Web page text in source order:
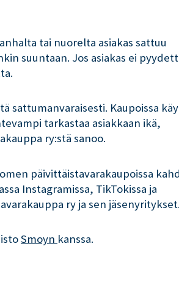
tai nuorelta asiakas sattuu
suuntaan. Jos asiakas ei
sattumanvaraisesti. Kaupoissa
tarkastaa asiakkaan ikä,
ry:stä sanoo.
päivittäistavarakaupoissa
Instagramissa, TikTokissa ja
ry ja sen jäsenyritykset.
Smoyn kanssa.